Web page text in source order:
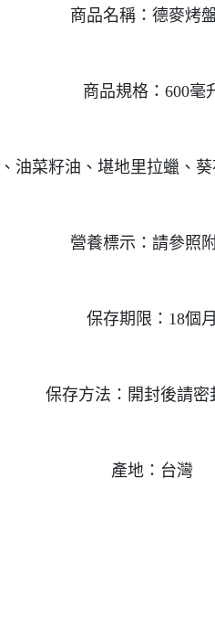
商品名稱：德麥烤
商品規格：600毫
油菜籽油、堪地里拉蠟、
營養標示：請參照
保存期限：18個月
保存方法：開封後請密
產地：台灣